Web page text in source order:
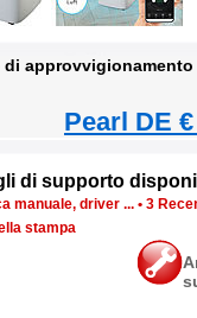
di
Pearl DE
di supporto
manuale, driver ... • 3
stampa